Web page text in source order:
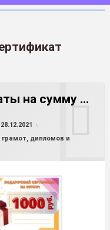
на сумму …
28.12.2021
дипломов и